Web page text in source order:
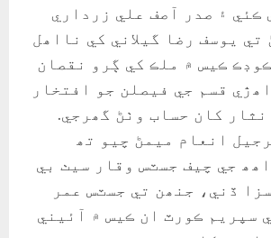
ڪئي ۽ صدر آصف علي زرداري
تي يوسف رضا گيلاني کي نااھل
ڪيس ۾ ملڪ کي ڳرو نقصان
قسم جي فيصلن جو افتخار
کان حساب وٺڻ گھرجي.
انعام ميمڻ چيو تھ
جي چيف جسٽس وقار سيٺ بي
ڏني، جنھن تي جسٽس عمر
سپريم ڪورٽ ان ڪيس ۾ آئيني